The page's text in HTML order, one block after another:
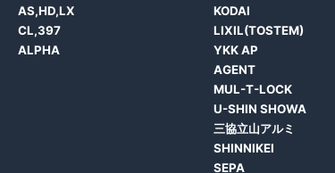
AS,HD,LX
CL,397
ALPHA
KODAI
LIXIL(TOSTEM)
YKK AP
AGENT
MUL-T-LOCK
U-SHIN SHOWA
三協立山アルミ
SHINNIKEI
SEPA